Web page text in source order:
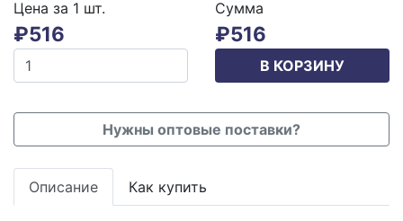
Цена за 1 шт.
₽516
Сумма
₽516
В КОРЗИНУ
Нужны оптовые поставки?
Описание Как купить